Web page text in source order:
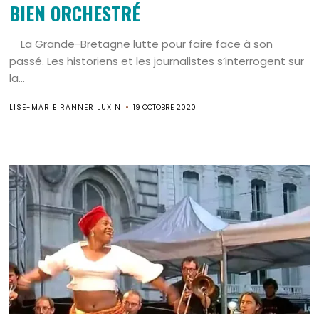
BIEN ORCHESTRÉ
La Grande-Bretagne lutte pour faire face à son
passé. Les historiens et les journalistes s’interrogent sur
la...
LISE-MARIE RANNER LUXIN 19 OCTOBRE 2020